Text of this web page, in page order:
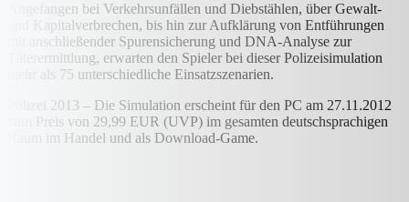
Angefangen bei Verkehrsunfällen und Diebstählen, über Gewalt-
und Kapitalverbrechen, bis hin zur Aufklärung von Entführungen
mit anschließender Spurensicherung und DNA-Analyse zur
Täterermittlung, erwarten den Spieler bei dieser Polizeisimulation
mehr als 75 unterschiedliche Einsatzszenarien.
Polizei 2013 – Die Simulation erscheint für den PC am 27.11.2012
zum Preis von 29,99 EUR (UVP) im gesamten deutschsprachigen
Raum im Handel und als Download-Game.